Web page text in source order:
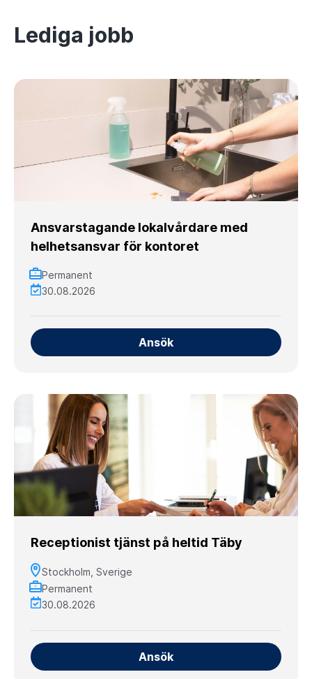
Lediga jobb
Ansvarstagande lokalvårdare med
helhetsansvar för kontoret
Permanent
30.08.2026
Ansök
Receptionist tjänst på heltid Täby
Stockholm, Sverige
Permanent
30.08.2026
Ansök